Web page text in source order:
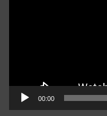
00:00